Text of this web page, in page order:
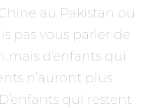
au Pakistan ou
pas vous parler de
d’enfants qui
n’auront plus
qui restent